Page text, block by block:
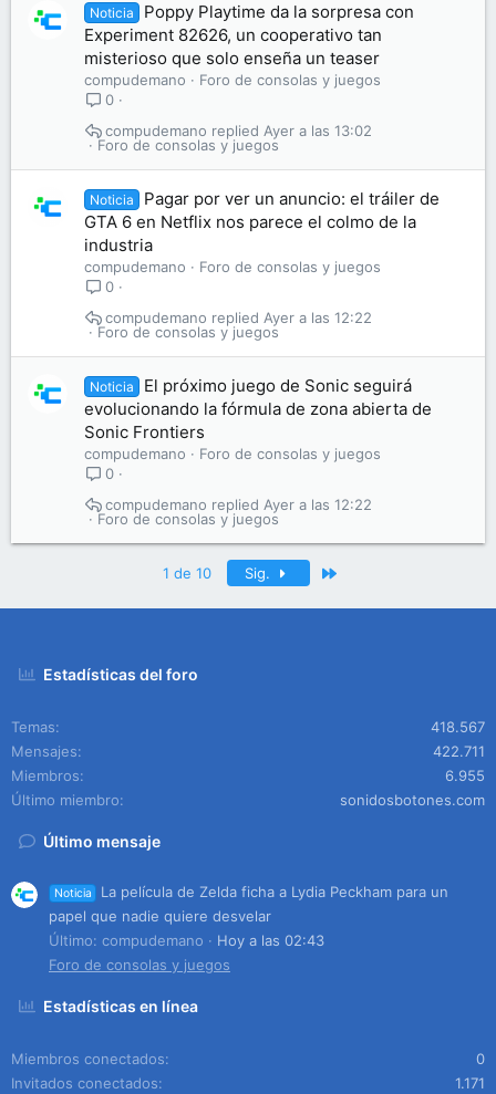
Noticia
Poppy Playtime da la sorpresa con
Experiment 82626, un cooperativo tan
misterioso que solo enseña un teaser
compudemano
Foro de consolas y juegos
0
Foro de consolas y juegos
Ayer a las 13:02
compudemano
Noticia
Pagar por ver un anuncio: el tráiler de
GTA 6 en Netflix nos parece el colmo de la
industria
compudemano
Foro de consolas y juegos
0
Foro de consolas y juegos
Ayer a las 12:22
compudemano
Noticia
El próximo juego de Sonic seguirá
evolucionando la fórmula de zona abierta de
Sonic Frontiers
compudemano
Foro de consolas y juegos
0
Foro de consolas y juegos
Ayer a las 12:22
compudemano
1 de 10 Sig.
Estadísticas del foro
Temas
418.567
Mensajes
422.711
Miembros
6.955
Último miembro
sonidosbotones.com
Último mensaje
Noticia
La película de Zelda ficha a Lydia Peckham para un
papel que nadie quiere desvelar
Último: compudemano
Hoy a las 02:43
Foro de consolas y juegos
Estadísticas en línea
Miembros conectados
0
Invitados conectados
1.171